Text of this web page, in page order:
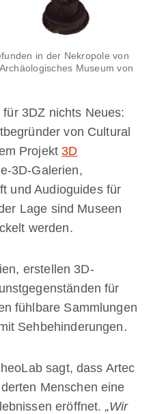
in der Nekropole von
Museum von
3DZ nichts Neues:
von Cultural
Projekt3D
3D-Galerien,
und Audioguides für
Lage sind Museen
werden.
erstellen 3D-
für
fühlbare Sammlungen
Sehbehinderungen.
sagt, dass Artec
Menschen eine
eröffnet. „Wir